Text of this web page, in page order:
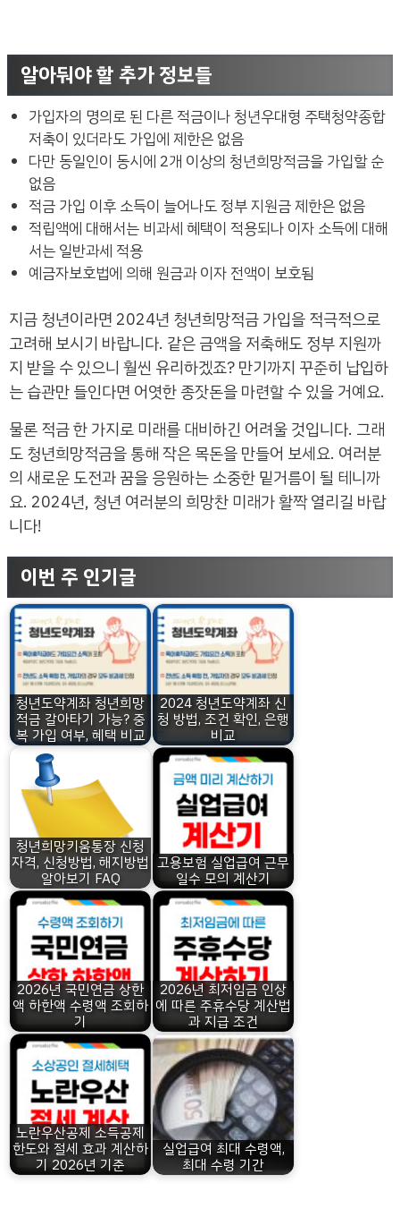
알아둬야 할 추가 정보들
가입자의 명의로 된 다른 적금이나 청년우대형 주택청약종합
저축이 있더라도 가입에 제한은 없음
다만 동일인이 동시에 2개 이상의 청년희망적금을 가입할 순
없음
적금 가입 이후 소득이 늘어나도 정부 지원금 제한은 없음
적립액에 대해서는 비과세 혜택이 적용되나 이자 소득에 대해
서는 일반과세 적용
예금자보호법에 의해 원금과 이자 전액이 보호됨
지금 청년이라면 2024년 청년희망적금 가입을 적극적으로
고려해 보시기 바랍니다. 같은 금액을 저축해도 정부 지원까
지 받을 수 있으니 훨씬 유리하겠죠? 만기까지 꾸준히 납입하
는 습관만 들인다면 어엿한 종잣돈을 마련할 수 있을 거예요.
물론 적금 한 가지로 미래를 대비하긴 어려울 것입니다. 그래
도 청년희망적금을 통해 작은 목돈을 만들어 보세요. 여러분
의 새로운 도전과 꿈을 응원하는 소중한 밑거름이 될 테니까
요. 2024년, 청년 여러분의 희망찬 미래가 활짝 열리길 바랍
니다!
이번 주 인기글
청년도약계좌 청년희망
적금 갈아타기 가능? 중
복 가입 여부, 혜택 비교
2024 청년도약계좌 신
청 방법, 조건 확인, 은행
비교
청년희망키움통장 신청
자격, 신청방법, 해지방법
알아보기 FAQ
고용보험 실업급여 근무
일수 모의 계산기
2026년 국민연금 상한
액 하한액 수령액 조회하
기
2026년 최저임금 인상
에 따른 주휴수당 계산법
과 지급 조건
노란우산공제 소득공제
한도와 절세 효과 계산하
기 2026년 기준
실업급여 최대 수령액,
최대 수령 기간